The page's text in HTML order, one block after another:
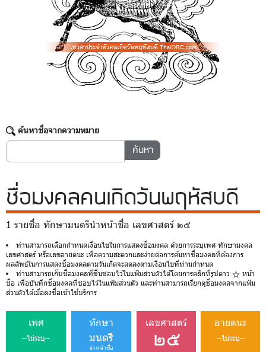
ค้นหาชื่อจากความหมาย
ชื่อมงคลคนเกิดวันพฤหัสบดี
1 รายชื่อ ทักษามนตรีนำหน้าชื่อ เลขศาสตร์ ๒๕
ท่านสามารถเลือกกำหนดเงื่อนไขในการแสดงชื่อมงคล ด้วยการระบุเพศ ทักษามงคล
เลขศาสตร์ หรือเลขอายตนะ เพื่อความสะดวกและง่ายต่อการค้นหาชื่อมงคลที่ต้องการ
ผลลัพธ์ในการแสดงชื่อมงคลตามวันเกิดจะลดลงตามเงื่อนไขที่ท่านกำหนด
ท่านสามารถเก็บชื่อมงคลที่ชื่นชอบไว้ในแฟ้มส่วนตัวได้โดยการคลิกที่รูปดาว
หน้า
ชื่อ เพื่อบันทึกชื่อมงคลที่ชอบไว้ในแฟ้มส่วนตัว และท่านสามารถเรียกดูชื่อมงคลจากแฟ้ม
ส่วนตัวได้เมื่อลงชื่อเข้าใช้บริการ
เพศ
--ไม่ระบุ--
ทักษา
มนตรี
นำหน้าชื่อ
เลขศาสตร์
๒๕
อายตนะ
--ไม่ระบุ--